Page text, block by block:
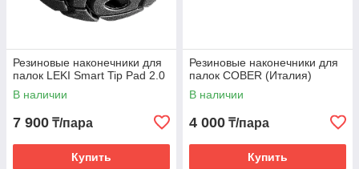
Резиновые наконечники для
палок LEKI Smart Tip Pad 2.0
В наличии
7 900 ₸/пара
Купить
Резиновые наконечники для
палок COBER (Италия)
В наличии
4 000 ₸/пара
Купить